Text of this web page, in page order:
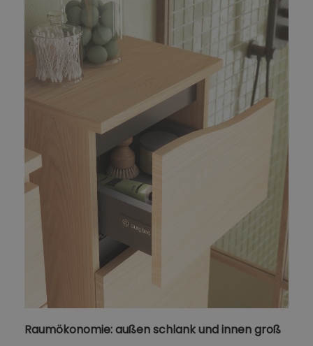
Raumökonomie: außen schlank und innen groß